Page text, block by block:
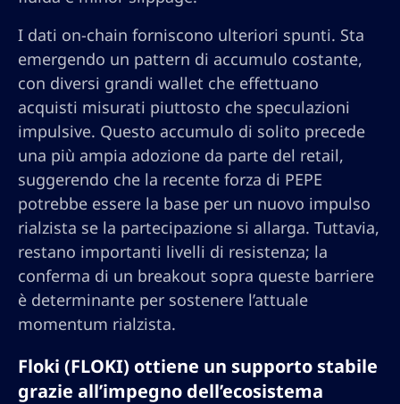
I dati on-chain forniscono ulteriori spunti. Sta
emergendo un pattern di accumulo costante,
con diversi grandi wallet che effettuano
acquisti misurati piuttosto che speculazioni
impulsive. Questo accumulo di solito precede
una più ampia adozione da parte del retail,
suggerendo che la recente forza di PEPE
potrebbe essere la base per un nuovo impulso
rialzista se la partecipazione si allarga. Tuttavia,
restano importanti livelli di resistenza; la
conferma di un breakout sopra queste barriere
è determinante per sostenere l’attuale
momentum rialzista.
Floki (FLOKI) ottiene un supporto stabile
grazie all’impegno dell’ecosistema